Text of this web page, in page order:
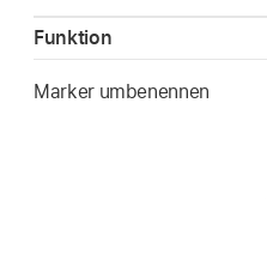
Funktion
Marker umbenennen